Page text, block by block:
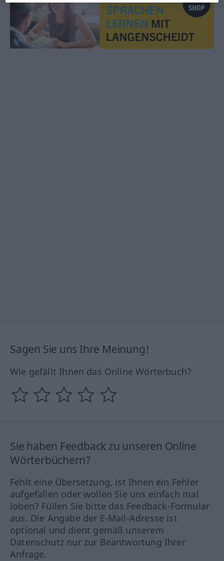
Sagen Sie uns Ihre Meinung!
Wie gefällt Ihnen das Online Wörterbuch?
Sie haben Feedback zu unseren Online
Wörterbüchern?
Fehlt eine Übersetzung, ist Ihnen ein Fehler
aufgefallen oder wollen Sie uns einfach mal
loben? Füllen Sie bitte das Feedback-Formular
aus. Die Angabe der E-Mail-Adresse ist
optional und dient gemäß unserem
Datenschutz nur zur Beantwortung Ihrer
Anfrage.